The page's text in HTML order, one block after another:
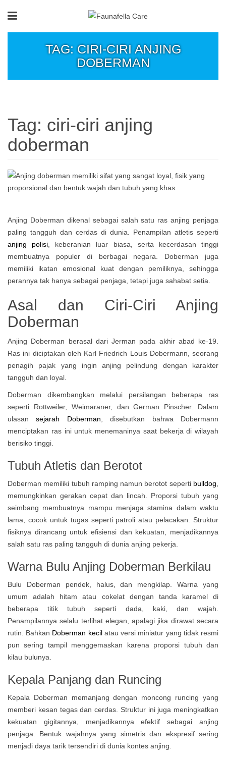
TAG: CIRI-CIRI ANJING
DOBERMAN
Tag: ciri-ciri anjing
doberman
Anjing Doberman dikenal sebagai salah satu ras anjing penjaga
paling tangguh dan cerdas di dunia. Penampilan atletis seperti
anjing polisi , keberanian luar biasa, serta kecerdasan tinggi
membuatnya populer di berbagai negara. Doberman juga
memiliki ikatan emosional kuat dengan pemiliknya, sehingga
perannya tak hanya sebagai penjaga, tetapi juga sahabat setia.
Asal dan Ciri-Ciri Anjing
Doberman
Anjing Doberman berasal dari Jerman pada akhir abad ke-19.
Ras ini diciptakan oleh Karl Friedrich Louis Dobermann, seorang
penagih pajak yang ingin anjing pelindung dengan karakter
tangguh dan loyal.
Doberman dikembangkan melalui persilangan beberapa ras
seperti Rottweiler, Weimaraner, dan German Pinscher. Dalam
ulasan
sejarah Doberman , disebutkan bahwa Dobermann
menciptakan ras ini untuk menemaninya saat bekerja di wilayah
berisiko tinggi.
Tubuh Atletis dan Berotot
Doberman memiliki tubuh ramping namun berotot seperti bulldog
memungkinkan gerakan cepat dan lincah. Proporsi tubuh yang
seimbang membuatnya mampu menjaga stamina dalam waktu
lama, cocok untuk tugas seperti patroli atau pelacakan. Struktur
fisiknya dirancang untuk efisiensi dan kekuatan, menjadikannya
salah satu ras paling tangguh di dunia anjing pekerja.
Warna Bulu Anjing Doberman Berkilau
Bulu Doberman pendek, halus, dan mengkilap. Warna yang
umum adalah hitam atau cokelat dengan tanda karamel di
beberapa titik tubuh seperti dada, kaki, dan wajah.
Penampilannya selalu terlihat elegan, apalagi jika dirawat secara
rutin. Bahkan Doberman kecilatau versi miniatur yang tidak resmi
pun sering tampil menggemaskan karena proporsi tubuh dan
kilau bulunya.
Kepala Panjang dan Runcing
Kepala Doberman memanjang dengan moncong runcing yang
memberi kesan tegas dan cerdas. Struktur ini juga meningkatkan
kekuatan gigitannya, menjadikannya efektif sebagai anjing
penjaga. Bentuk wajahnya yang simetris dan ekspresif sering
menjadi daya tarik tersendiri di dunia kontes anjing.